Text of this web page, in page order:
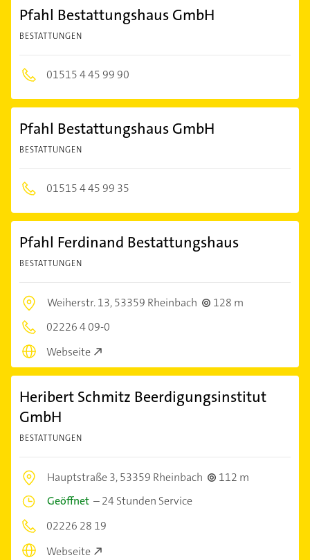
Pfahl Bestattungshaus GmbH
BESTATTUNGEN
01515 4 45 99 90
Pfahl Bestattungshaus GmbH
BESTATTUNGEN
01515 4 45 99 35
Pfahl Ferdinand Bestattungshaus
BESTATTUNGEN
Weiherstr. 13,53359 Rheinbach
128 m
02226 4 09-0
Webseite
Heribert Schmitz Beerdigungsinstitut
GmbH
BESTATTUNGEN
Hauptstraße 3,53359 Rheinbach
112 m
Geöffnet –24 Stunden Service
02226 28 19
Webseite